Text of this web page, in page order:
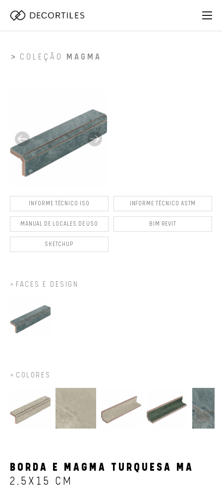
COLEÇÃO MAGMA
INFORME TÉCNICO ISO INFORME TÉCNICO ASTM
MANUAL DE LOCALES DE USO BIM REVIT
SKETCHUP
FACES E DESIGN
COLORES
BORDA E MAGMA TURQUESA MA
2,5X15 CM